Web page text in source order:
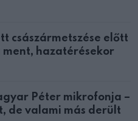
császármetszése előtt
hazatérésekor
Péter mikrofonja –
de valami más derült